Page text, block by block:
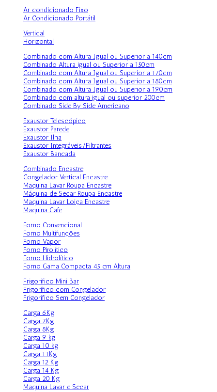
Ar condicionado Fixo
Ar Condicionado Portátil
Vertical
Horizontal
Combinado com Altura Igual ou Superior a 140cm
Combinado Altura igual ou Superior a 150cm
Combinado com Altura Igual ou Superior a 170cm
Combinado com Altura Igual ou Superior a 180cm
Combinado com Altura Igual ou Superior a 190cm
Combinado com altura igual ou superior 200cm
Combinado Side By Side Americano
Exaustor Telescópico
Exaustor Parede
Exaustor Ilha
Exaustor Integráveis/Filtrantes
Exaustor Bancada
Combinado Encastre
Congelador Vertical Encastre
Maquina Lavar Roupa Encastre
Máquina de Secar Roupa Encastre
Maquina Lavar Loiça Encastre
Maquina Cafe
Forno Convencional
Forno Multifunções
Forno Vapor
Forno Pirolítico
Forno Hidrolítico
Forno Gama Compacta 45 cm Altura
Frigorifico Mini Bar
Frigorífico com Congelador
Frigorifico Sem Congelador
Carga 6Kg
Carga 7Kg
Carga 8Kg
Carga 9 kg
Carga 10 kg
Carga 11Kg
Carga 12 Kg
Carga 14 Kg
Carga 20 Kg
Maquina Lavar e Secar